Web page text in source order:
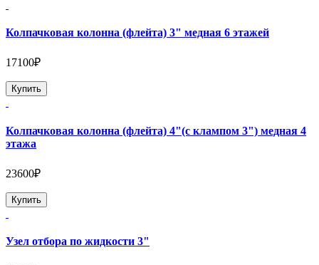
Колпачковая колонна (флейта) 3" медная 6 этажей
17100₽
Купить
Колпачковая колонна (флейта) 4"(с клампом 3") медная 4
этажа
23600₽
Купить
Узел отбора по жидкости 3"